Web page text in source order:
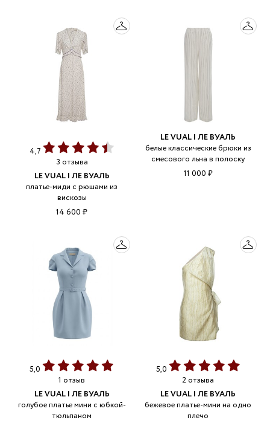
4,7
3 отзыва
LE VUAL | ЛЕ ВУАЛЬ
платье-миди с рюшами из
вискозы
14 600 ₽
LE VUAL | ЛЕ ВУАЛЬ
белые классические брюки из
смесового льна в полоску
11 000 ₽
5,0
1 отзыв
LE VUAL | ЛЕ ВУАЛЬ
голубое платье мини с юбкой-
тюльпаном
5,0
2 отзыва
LE VUAL | ЛЕ ВУАЛЬ
бежевое платье-мини на одно
плечо